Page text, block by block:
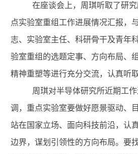
在座谈会上，周琪听取了研
点实验室重组工作进展情况汇报，
志、实验室主任、科研骨干及青年
验室重组的选题定事、方向布局、
精神重塑等进行充分交流，认真听
周琪对半导体研究所近期工
调，重点实验室要做好愿景驱动、
站在国家立场、面向科技前沿，认
边界，谋划引领性的方向布局。要